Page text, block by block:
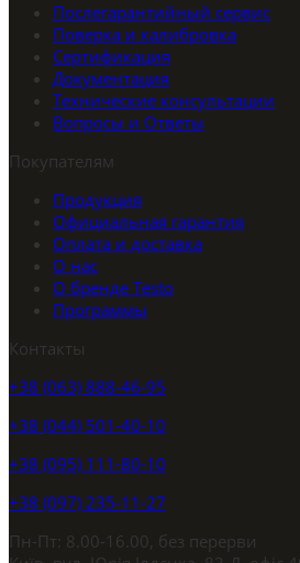
Послегарантийный сервис
Поверка и калибровка
Сертификация
Документация
Технические консультации
Вопросы и Ответы
Покупателям
Продукция
Официальная гарантия
Оплата и доставка
О нас
О бренде Testo
Программы
Контакты
+38 (063) 888-46-95
+38 (044) 501-40-10
+38 (095) 111-80-10
+38 (097) 235-11-27
Пн-Пт: 8.00-16.00, без перерви